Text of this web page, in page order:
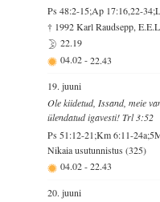
Ps 48:2-15;Ap 17:16,22-
† 1992 Karl Raudsepp,
22.19
04.02-22.43
19. juuni
Ole kiidetud, Issand, meie
ülendatud igavesti! Trl 3:52
Ps 51:12-21;Km 6:11-
Nikaia usutunnistus (325)
04.02-22.43
20. juuni